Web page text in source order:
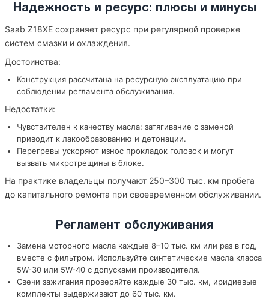
Надежность и ресурс: плюсы и минусы
Saab Z18XE сохраняет ресурс при регулярной проверке
систем смазки и охлаждения.
Достоинства:
Конструкция рассчитана на ресурсную эксплуатацию при
соблюдении регламента обслуживания.
Недостатки:
Чувствителен к качеству масла: затягивание с заменой
приводит к лакообразованию и детонации.
Перегревы ускоряют износ прокладок головок и могут
вызвать микротрещины в блоке.
На практике владельцы получают 250–300 тыс. км пробега
до капитального ремонта при своевременном обслуживании.
Регламент обслуживания
Замена моторного масла каждые 8–10 тыс. км или раз в год,
вместе с фильтром. Используйте синтетические масла класса
5W-30 или 5W-40 с допусками производителя.
Свечи зажигания проверяйте каждые 30 тыс. км, иридиевые
комплекты выдерживают до 60 тыс. км.